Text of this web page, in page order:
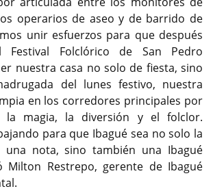
operarios de aseo y de barrido de
unir esfuerzos para que después
Festival Folclórico de San Pedro
nuestra casa no solo de fiesta, sino
del lunes festivo, nuestra
en los corredores principales por
la magia, la diversión y el folclor.
para que Ibagué sea no solo la
una nota, sino también una Ibagué
Milton Restrepo, gerente de Ibagué